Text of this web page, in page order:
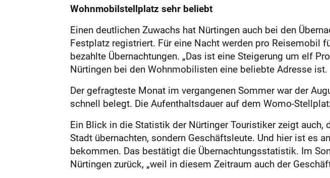
Wohnmobilstellplatz sehr beliebt
Einen deutlichen Zuwachs hat Nürtingen auch bei den
Festplatz registriert. Für eine Nacht werden pro Reisemobil
bezahlte Übernachtungen. „Das ist eine Steigerung um elf
Nürtingen bei den Wohnmobilisten eine beliebte Adresse ist.
Der gefragteste Monat im vergangenen Sommer war der
schnell belegt. Die Aufenthaltsdauer auf dem Womo-
Ein Blick in die Statistik der Nürtinger Touristiker zeigt
Stadt übernachten, sondern Geschäftsleute. Und hier ist es
bekommen. Das bestätigt die Übernachtungsstatistik. Im
Nürtingen zurück, „weil in diesem Zeitraum auch der